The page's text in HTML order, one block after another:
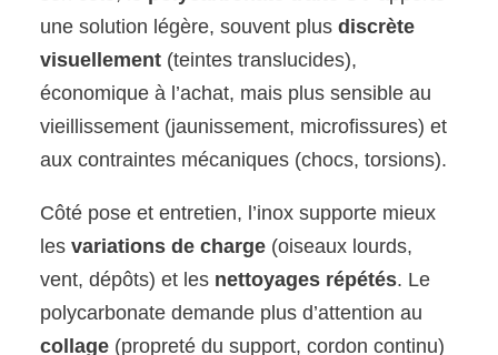
une solution légère, souvent plus discrète
visuellement(teintes translucides),
économique à l’achat, mais plus sensible au
vieillissement (jaunissement, microfissures) et
aux contraintes mécaniques (chocs, torsions).
Côté pose et entretien, l’inox supporte mieux
les variations de charge(oiseaux lourds,
vent, dépôts) et les nettoyages répétés. Le
polycarbonate demande plus d’attention au
collage(propreté du support, cordon continu)